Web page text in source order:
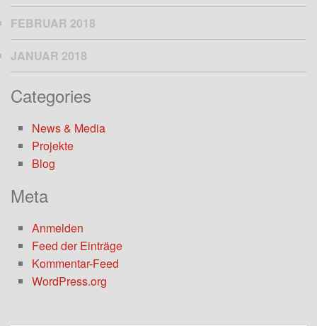
FEBRUAR 2018
JANUAR 2018
Categories
News & Media
Projekte
Blog
Meta
Anmelden
Feed der Einträge
Kommentar-Feed
WordPress.org